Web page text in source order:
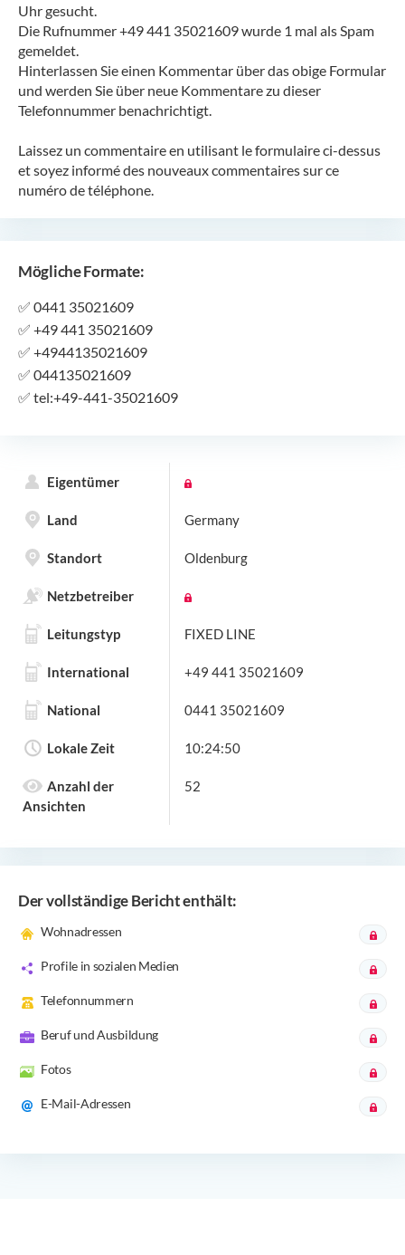
Uhr gesucht.
Die Rufnummer +49 441 35021609 wurde 1 mal als Spam
gemeldet.
Hinterlassen Sie einen Kommentar über das obige Formular
und werden Sie über neue Kommentare zu dieser
Telefonnummer benachrichtigt.
Laissez un commentaire en utilisant le formulaire ci-dessus
et soyez informé des nouveaux commentaires sur ce
numéro de téléphone.
Mögliche Formate:
✅ 0441 35021609
✅ +49 441 35021609
✅ +4944135021609
✅ 044135021609
✅ tel:+49-441-35021609
Eigentümer
Land Germany
Standort Oldenburg
Netzbetreiber
Leitungstyp FIXED LINE
International +49 441 35021609
National 0441 35021609
Lokale Zeit 10:24:50
Anzahl der
Ansichten
52
Der vollständige Bericht enthält:
Wohnadressen
Profile in sozialen Medien
Telefonnummern
Beruf und Ausbildung
Fotos
E-Mail-Adressen